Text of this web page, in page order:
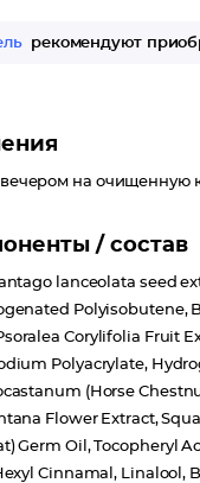
рекомендуют
на очищенную
/ состав
lanceolata seed
Polyisobutene,
Corylifolia Fruit
Polyacrylate,
(Horse
Flower Extract,
Germ Oil, Tocopheryl
Cinnamal, Linalool,